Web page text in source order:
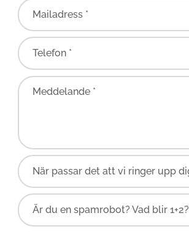
Mailadress *
Telefon *
Meddelande *
Är du en spamrobot? Vad blir 1+2?